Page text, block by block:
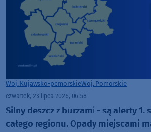
Woj. Kujawsko-pomorskieWoj. Pomorskie
czwartek, 23 lipca 2026, 06:58
Silny deszcz z burzami - są alerty 1.
całego regionu. Opady miejscami